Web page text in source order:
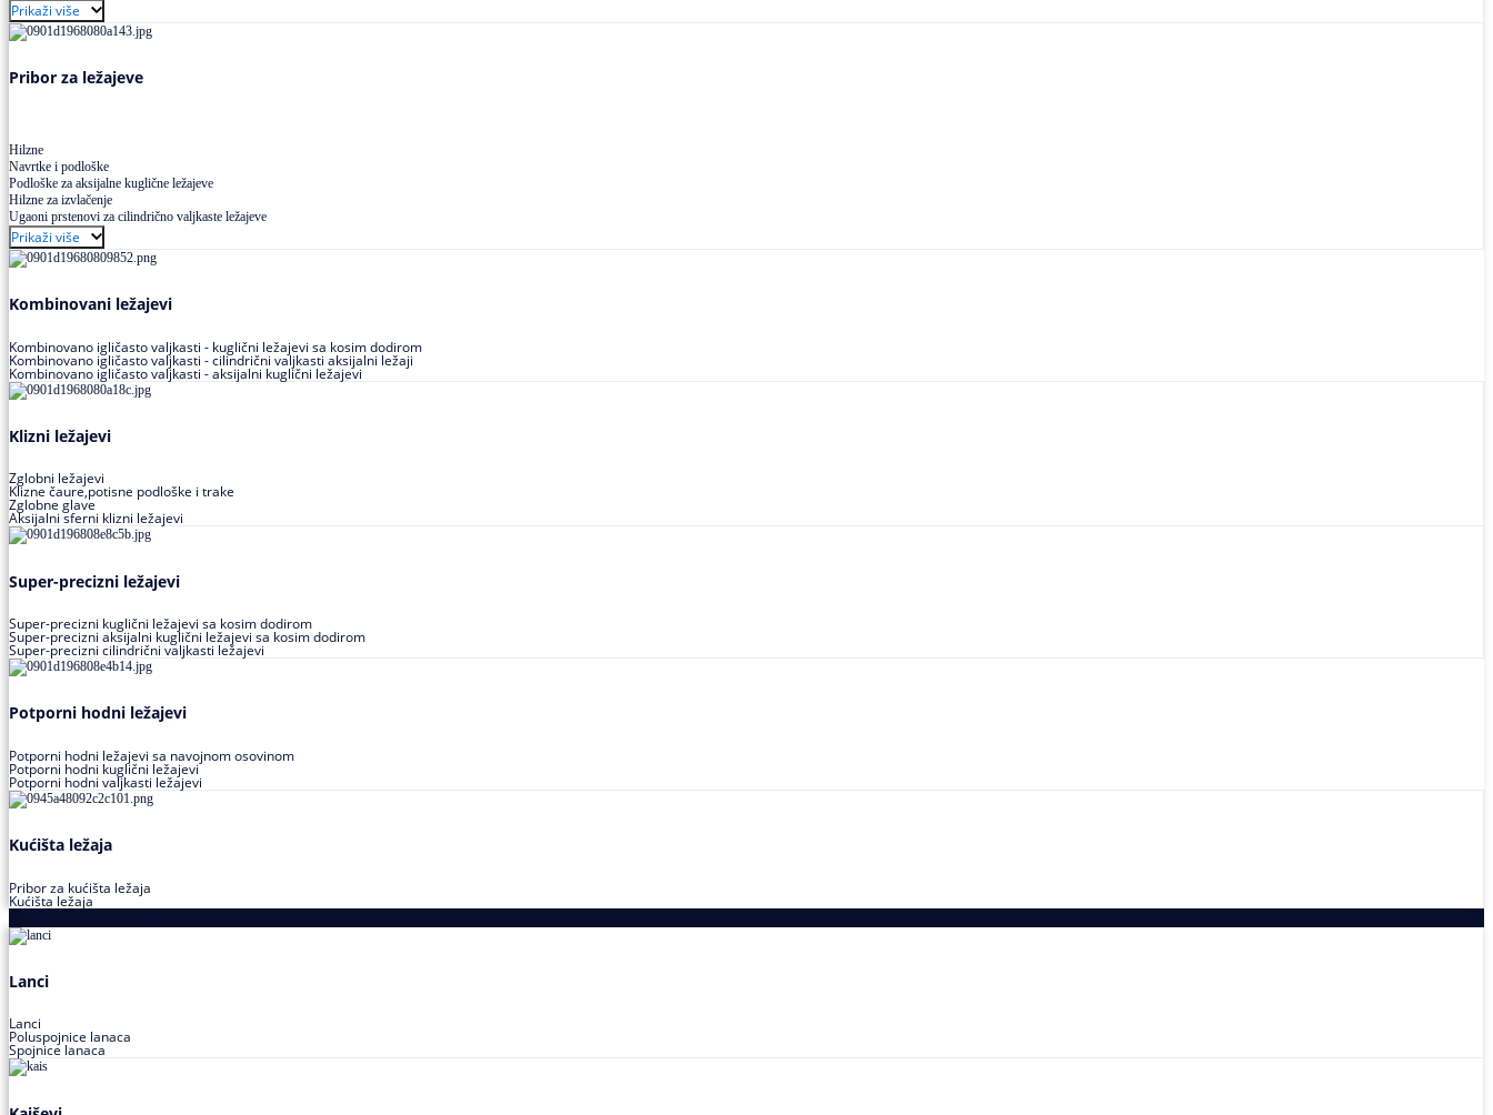
Prikaži više
Pribor za ležajeve
Hilzne
Navrtke i podloške
Podloške za aksijalne kuglične ležajeve
Hilzne za izvlačenje
Ugaoni prstenovi za cilindrično valjkaste ležajeve
Prikaži više
Kombinovani ležajevi
Kombinovano igličasto valjkasti - kuglični ležajevi sa kosim dodirom
Kombinovano igličasto valjkasti - cilindrični valjkasti aksijalni ležaji
Kombinovano igličasto valjkasti - aksijalni kuglični ležajevi
Klizni ležajevi
Zglobni ležajevi
Klizne čaure,potisne podloške i trake
Zglobne glave
Aksijalni sferni klizni ležajevi
Super-precizni ležajevi
Super-precizni kuglični ležajevi sa kosim dodirom
Super-precizni aksijalni kuglični ležajevi sa kosim dodirom
Super-precizni cilindrični valjkasti ležajevi
Potporni hodni ležajevi
Potporni hodni ležajevi sa navojnom osovinom
Potporni hodni kuglični ležajevi
Potporni hodni valjkasti ležajevi
Kućišta ležaja
Pribor za kućišta ležaja
Kućišta ležaja
Lanci
Lanci
Poluspojnice lanaca
Spojnice lanaca